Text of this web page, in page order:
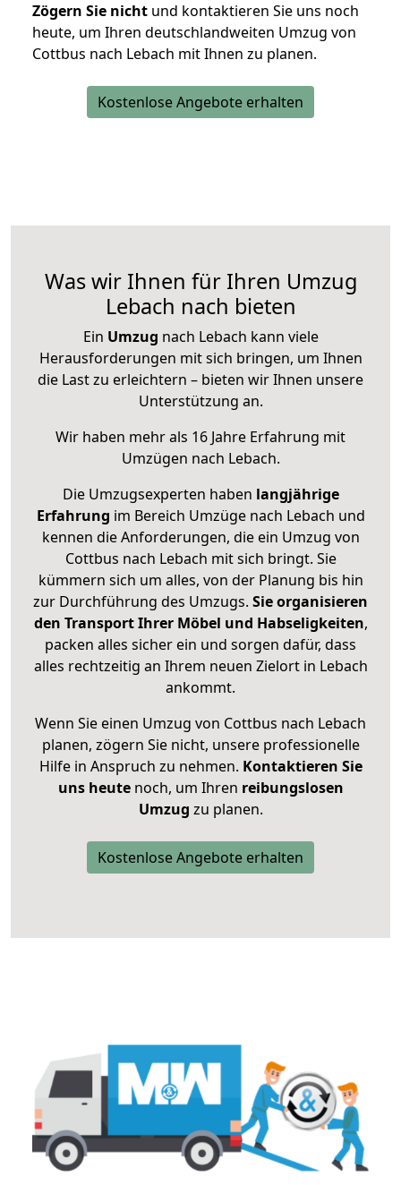
Zögern Sie nicht und kontaktieren Sie uns noch
heute, um Ihren deutschlandweiten Umzug von
Cottbus nach Lebach mit Ihnen zu planen.
Kostenlose Angebote erhalten
Was wir Ihnen für Ihren Umzug
Lebach nach bieten
Ein Umzug nach Lebach kann viele
Herausforderungen mit sich bringen, um Ihnen
die Last zu erleichtern – bieten wir Ihnen unsere
Unterstützung an.
Wir haben mehr als 16 Jahre Erfahrung mit
Umzügen nach Lebach.
Die Umzugsexperten haben langjährige
Erfahrung im Bereich Umzüge nach Lebach und
kennen die Anforderungen, die ein Umzug von
Cottbus nach Lebach mit sich bringt. Sie
kümmern sich um alles, von der Planung bis hin
zur Durchführung des Umzugs. Sie organisieren
den Transport Ihrer Möbel und Habseligkeiten,
packen alles sicher ein und sorgen dafür, dass
alles rechtzeitig an Ihrem neuen Zielort in Lebach
ankommt.
Wenn Sie einen Umzug von Cottbus nach Lebach
planen, zögern Sie nicht, unsere professionelle
Hilfe in Anspruch zu nehmen. Kontaktieren Sie
uns heutenoch, um Ihren reibungslosen
Umzug zu planen.
Kostenlose Angebote erhalten